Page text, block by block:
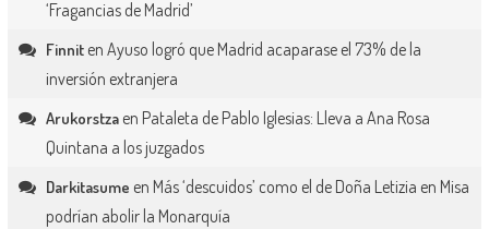
‘Fragancias de Madrid’
Finniten Ayuso logró que Madrid acaparase el 73% de la
inversión extranjera
Arukorstzaen Pataleta de Pablo Iglesias: Lleva a Ana Rosa
Quintana a los juzgados
Darkitasume en Más ‘descuidos’ como el de Doña Letizia en Misa
podrían abolir la Monarquía